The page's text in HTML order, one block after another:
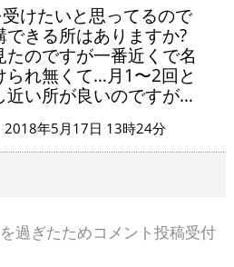
けたいと思ってるので
きる所はありますか?
のですが一番近くで名
られ無くて…月1〜2回と
近い所が良いのですが…
2018年5月17日 13時24分
過ぎたためコメント投稿受付